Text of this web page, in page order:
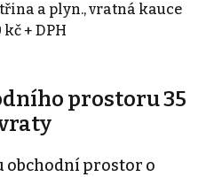
a plyn., vratná kauce
+ DPH
prostoru 35
obchodní prostor o